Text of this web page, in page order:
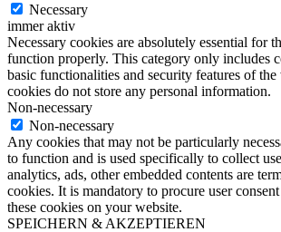
Necessary
immer aktiv
Necessary cookies are absolutely essential for
function properly. This category only includes
basic functionalities and security features of the
cookies do not store any personal information.
Non-necessary
Non-necessary
Any cookies that may not be particularly
to function and is used specifically to collect
analytics, ads, other embedded contents are
cookies. It is mandatory to procure user
these cookies on your website.
SPEICHERN & AKZEPTIEREN